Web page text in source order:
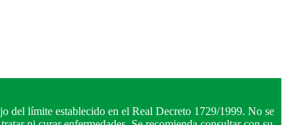
del límite establecido en el Real Decreto 1729/1999. No se